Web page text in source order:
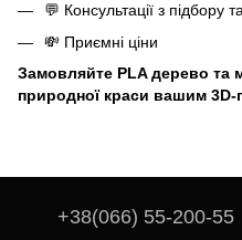
💬 Консультації з підбору
💸 Приємні ціни
Замовляйте PLA дерево
природної краси вашим 3D-
+38(066) 55-200-55